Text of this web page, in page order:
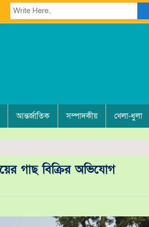
আন্তর্জাতিক সম্পাদকীয় খেলা-ধুলা
গাছ বিক্রির অভিযোগ